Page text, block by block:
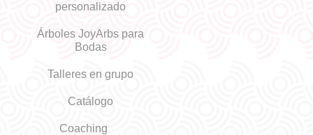
personalizado
Árboles JoyArbs para
Bodas
Talleres en grupo
Catálogo
Coaching